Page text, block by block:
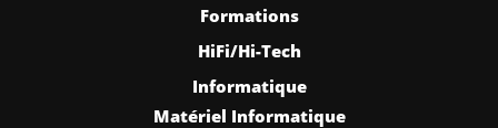
Formations
HiFi/Hi-Tech
Informatique
Matériel Informatique